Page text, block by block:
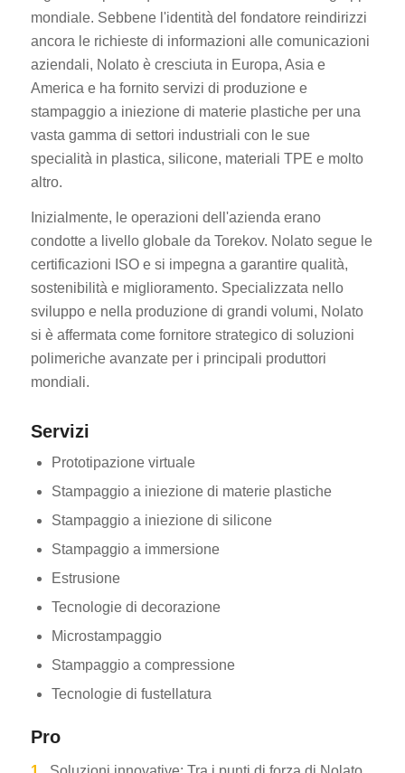
mondiale. Sebbene l'identità del fondatore reindirizzi
ancora le richieste di informazioni alle comunicazioni
aziendali, Nolato è cresciuta in Europa, Asia e
America e ha fornito servizi di produzione e
stampaggio a iniezione di materie plastiche per una
vasta gamma di settori industriali con le sue
specialità in plastica, silicone, materiali TPE e molto
altro.
Inizialmente, le operazioni dell'azienda erano
condotte a livello globale da Torekov. Nolato segue le
certificazioni ISO e si impegna a garantire qualità,
sostenibilità e miglioramento. Specializzata nello
sviluppo e nella produzione di grandi volumi, Nolato
si è affermata come fornitore strategico di soluzioni
polimeriche avanzate per i principali produttori
mondiali.
Servizi
Prototipazione virtuale
Stampaggio a iniezione di materie plastiche
Stampaggio a iniezione di silicone
Stampaggio a immersione
Estrusione
Tecnologie di decorazione
Microstampaggio
Stampaggio a compressione
Tecnologie di fustellatura
Pro